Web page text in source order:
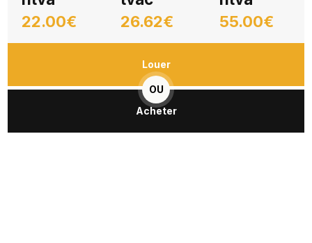
22.00€ 26.62€ 55.00€
Louer
OU
Acheter